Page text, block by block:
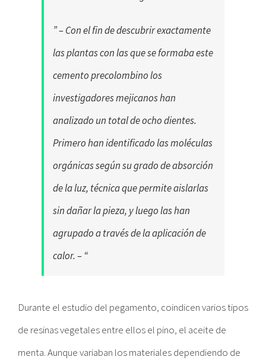
” – Con el fin de descubrir exactamente
las plantas con las que se formaba este
cemento precolombino los
investigadores mejicanos han
analizado un total de ocho dientes.
Primero han identificado las moléculas
orgánicas según su grado de absorción
de la luz, técnica que permite aislarlas
sin dañar la pieza, y luego las han
agrupado a través de la aplicación de
calor. – “
Durante el estudio del pegamento, coindicen varios tipos
de resinas vegetales entre ellos el pino, el aceite de
menta. Aunque variaban los materiales dependiendo de